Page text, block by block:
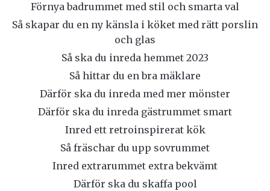
Förnya badrummet med stil och smarta val
Så skapar du en ny känsla i köket med rätt porslin
och glas
Så ska du inreda hemmet 2023
Så hittar du en bra mäklare
Därför ska du inreda med mer mönster
Därför ska du inreda gästrummet smart
Inred ett retroinspirerat kök
Så fräschar du upp sovrummet
Inred extrarummet extra bekvämt
Därför ska du skaffa pool